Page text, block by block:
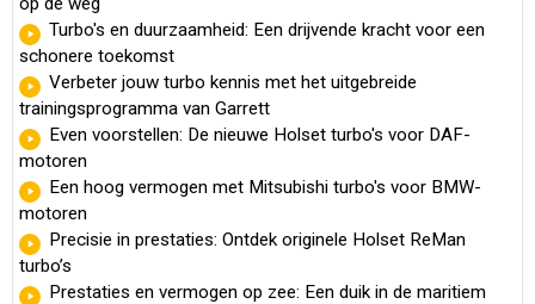
Turbo's en duurzaamheid: Een drijvende kracht voor een
schonere toekomst
Verbeter jouw turbo kennis met het uitgebreide
trainingsprogramma van Garrett
Even voorstellen: De nieuwe Holset turbo's voor DAF-
motoren
Een hoog vermogen met Mitsubishi turbo's voor BMW-
motoren
Precisie in prestaties: Ontdek originele Holset ReMan
turbo’s
Prestaties en vermogen op zee: Een duik in de maritiem